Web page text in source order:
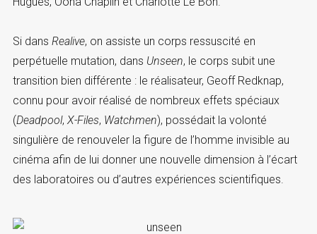
Si dans Realive, on assiste un corps ressuscité en
perpétuelle mutation, dans Unseen, le corps subit une
transition bien différente : le réalisateur, Geoff Redknap,
connu pour avoir réalisé de nombreux effets spéciaux
(Deadpool, X-Files, Watchmen), possédait la volonté
singulière de renouveler la figure de l’homme invisible au
cinéma afin de lui donner une nouvelle dimension à l’écart
des laboratoires ou d’autres expériences scientifiques.